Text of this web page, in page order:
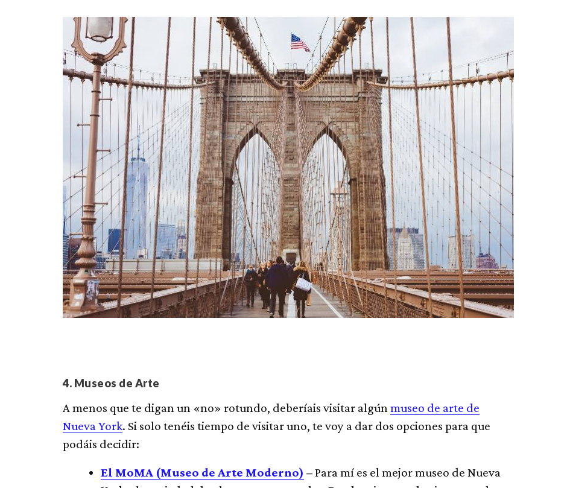
4. Museos de Arte
A menos que te digan un «no» rotundo, deberíais visitar algúnmuseo de arte de
Nueva York. Si solo tenéis tiempo de visitar uno, te voy a dar dos opciones para que
podáis decidir:
El MoMA (Museo de Arte Moderno) –Para mí es el mejor museo de Nueva